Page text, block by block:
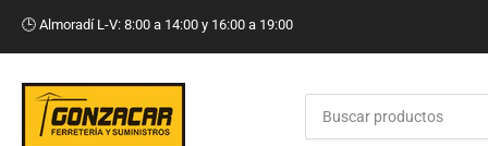
🕒​ Almoradí L-V: 8:00 a 14:00 y 16:00 a 19:00
productos